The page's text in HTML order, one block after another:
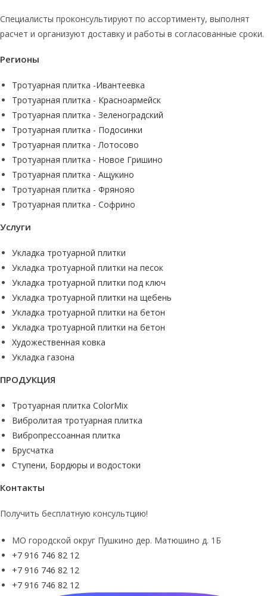
Специалисты проконсультируют по ассортименту, выполнят
расчет и организуют доставку и работы в согласованные сроки.
Регионы
Тротуарная плитка -Ивантеевка
Тротуарная плитка - Красноармейск
Тротуарная плитка - Зеленоградский
Тротуарная плитка - Подосинки
Тротуарная плитка - Лотосово
Тротуарная плитка - Новое Гришино
Тротуарная плитка - Ащукино
Тротуарная плитка - Фрянояо
Тротуарная плитка - Софрино
Услуги
Укладка тротуарной плитки
Укладка тротуарной плитки на песок
Укладка тротуарной плитки под ключ
Укладка тротуарной плитки на щебень
Укладка тротуарной плитки на бетон
Укладка тротуарной плитки на бетон
Художественная ковка
Укладка газона
ПРОДУКЦИЯ
Тротуарная плитка ColorMix
Вибролитая тротуарная плитка
Вибропрессоанная плитка
Брусчатка
Ступени, Бордюры и водостоки
Контакты
Получить бесплатную консультцию!
МO городской округ Пушкино дер. Матюшино д. 1Б
+7 916 746 82 12
+7 916 746 82 12
+7 916 746 82 12